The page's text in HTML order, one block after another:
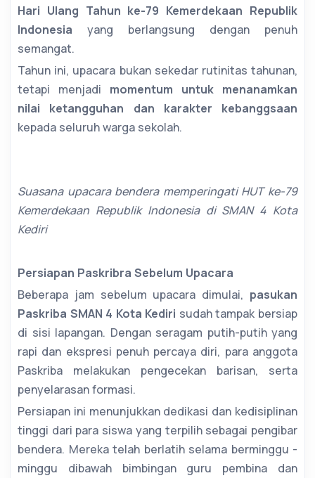
Hari Ulang Tahun ke-79 Kemerdekaan Republik
Indonesia yang berlangsung dengan penuh
semangat.
Tahun ini, upacara bukan sekedar rutinitas tahunan,
tetapi menjadi momentum untuk menanamkan
nilai ketangguhan dan karakter kebanggsaan
kepada seluruh warga sekolah.
Suasana upacara bendera memperingati HUT ke-79
Kemerdekaan Republik Indonesia di SMAN 4 Kota
Kediri
Persiapan Paskribra Sebelum Upacara
Beberapa jam sebelum upacara dimulai, pasukan
Paskriba SMAN 4 Kota Kediri sudah tampak bersiap
di sisi lapangan. Dengan seragam putih-putih yang
rapi dan ekspresi penuh percaya diri, para anggota
Paskriba melakukan pengecekan barisan, serta
penyelarasan formasi.
Persiapan ini menunjukkan dedikasi dan kedisiplinan
tinggi dari para siswa yang terpilih sebagai pengibar
bendera. Mereka telah berlatih selama berminggu -
minggu dibawah bimbingan guru pembina dan